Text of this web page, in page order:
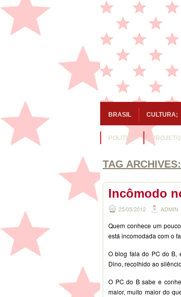
BRASIL CULTURA;
POLITICA
TAG ARCHIVES:
Incômodo
25/05/2012 ADMIN
Quem conhece um
está incomodada com o
O blog fala do PC do B,
Dino, recolhido ao
O PC do B sabe e
maior, muito maior do